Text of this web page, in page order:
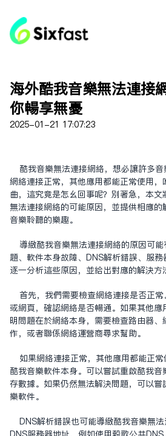
海外酷我音乐无法连接
你畅享无忧
2025-01-21 17:07:23
酷我音乐无法连接网络，想必让许多
网络连接正常，其他应用都能正常使用
曲，这究竟是怎么回事呢？别着急，本
无法连接网络的可能原因，并提供相应
音乐聆听的乐趣。
导致酷我音乐无法连接网络的原因可
题、软件本身故障、DNS解析错误、服
逐一分析这些原因，并给出对应的解决方
首先，我们需要检查网络连接是否正
或网页，确认网络是否畅通。如果其他
明问题在于网络本身，需要检查路由器
作，或者联系网络运营商寻求帮助。
如果网络连接正常，其他应用都能正
酷我音乐软件本身。可以尝试重启酷我
存数据。如果仍然无法解决问题，可以
乐软件。
DNS解析错误也可能导致酷我音乐无